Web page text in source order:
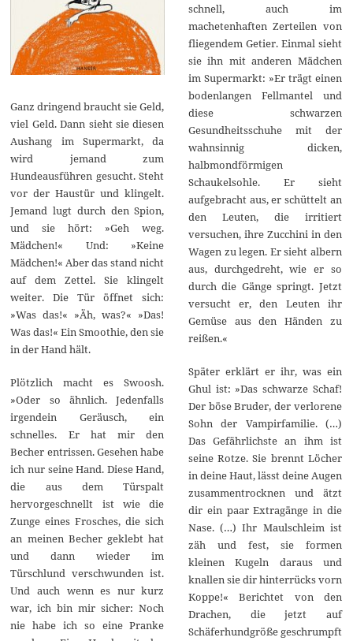
Ganz dringend braucht sie Geld,
viel Geld. Dann sieht sie diesen
Aushang im Supermarkt, da
wird jemand zum
Hundeausführen gesucht. Steht
vor der Haustür und klingelt.
Jemand lugt durch den Spion,
und sie hört: »Geh weg.
Mädchen!« Und: »Keine
Mädchen!« Aber das stand nicht
auf dem Zettel. Sie klingelt
weiter. Die Tür öffnet sich:
»Was das!« »Äh, was?« »Das!
Was das!« Ein Smoothie, den sie
in der Hand hält.
Plötzlich macht es Swoosh.
»Oder so ähnlich. Jedenfalls
irgendein Geräusch, ein
schnelles. Er hat mir den
Becher entrissen. Gesehen habe
ich nur seine Hand. Diese Hand,
die aus dem Türspalt
hervorgeschnellt ist wie die
Zunge eines Frosches, die sich
an meinen Becher geklebt hat
und dann wieder im
Türschlund verschwunden ist.
Und auch wenn es nur kurz
war, ich bin mir sicher: Noch
nie habe ich so eine Pranke
schnell, auch im
machetenhaften Zerteilen von
fliegendem Getier. Einmal sieht
sie ihn mit anderen Mädchen
im Supermarkt: »Er trägt einen
bodenlangen Fellmantel und
diese schwarzen
Gesundheitsschuhe mit der
wahnsinnig dicken,
halbmondförmigen
Schaukelsohle. Er sieht
aufgebracht aus, er schüttelt an
den Leuten, die irritiert
versuchen, ihre Zucchini in den
Wagen zu legen. Er sieht albern
aus, durchgedreht, wie er so
durch die Gänge springt. Jetzt
versucht er, den Leuten ihr
Gemüse aus den Händen zu
reißen.«
Später erklärt er ihr, was ein
Ghul ist: »Das schwarze Schaf!
Der böse Bruder, der verlorene
Sohn der Vampirfamilie. (…)
Das Gefährlichste an ihm ist
seine Rotze. Sie brennt Löcher
in deine Haut, lässt deine Augen
zusammentrocknen und ätzt
dir ein paar Extragänge in die
Nase. (…) Ihr Maulschleim ist
zäh und fest, sie formen
kleinen Kugeln daraus und
knallen sie dir hinterrücks vorn
Koppe!« Berichtet von den
Drachen, die jetzt auf
Schäferhundgröße geschrumpft